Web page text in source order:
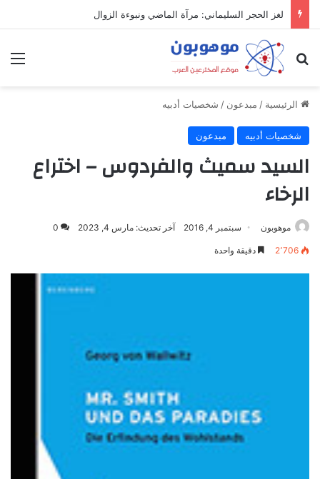
لغز الحجر السليماني: مرآة الماضي ونبوءة الزوال
بحث عن
الرئيسية / مبدعون / شخصيات أدبيه
شخصيات أدبيه مبدعون
السيد سميث والفردوس – اختراع
الرخاء
موهوبون سبتمبر 4, 2016 آخر تحديث: مارس 4, 2023 0
2٬706 دقيقة واحدة